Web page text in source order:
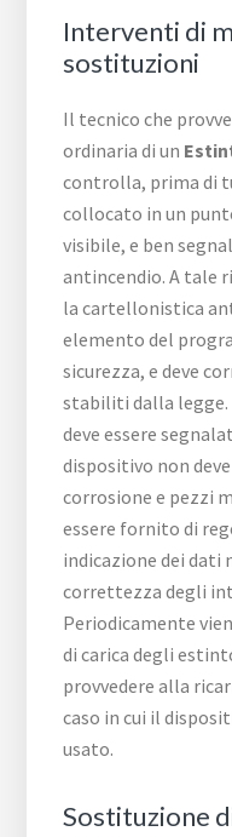
Interventi di
sostituzioni
Il tecnico che
ordinaria di un
controlla, prima di
collocato in un
visibile, e ben
antincendio. A tale
la cartellonistica
elemento del
sicurezza, e deve
stabiliti dalla legge.
deve essere
dispositivo non
corrosione e pezzi
essere fornito di
indicazione dei dati
correttezza degli
Periodicamente
di carica degli
provvedere alla
caso in cui il
usato.
Sostituzione